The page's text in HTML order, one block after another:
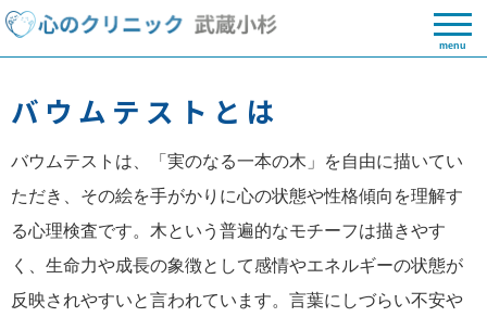
menu
バウムテストとは
バウムテストは、「実のなる一本の木」を自由に描いてい
ただき、その絵を手がかりに心の状態や性格傾向を理解す
る心理検査です。木という普遍的なモチーフは描きやす
く、生命力や成長の象徴として感情やエネルギーの状態が
反映されやすいと言われています。言葉にしづらい不安や